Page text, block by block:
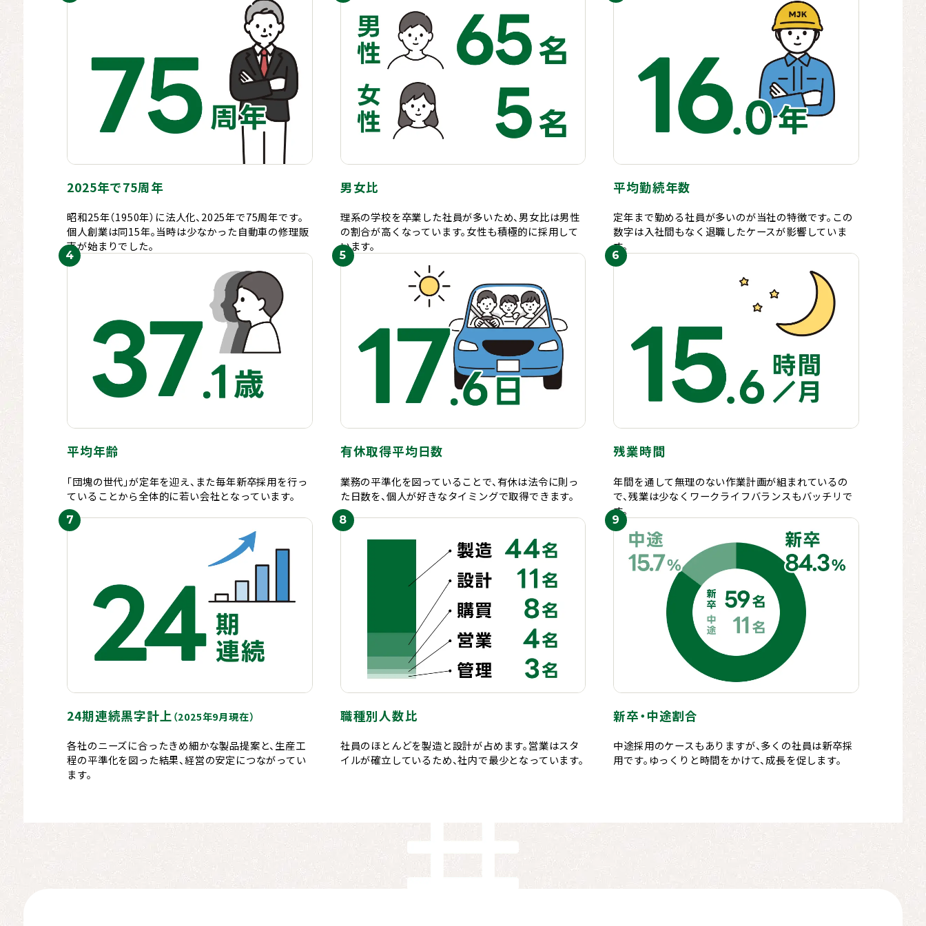
2025年で75周年
昭和25年（1950年）に法人化、2025年で75周年です。
個人創業は同15年。当時は少なかった自動車の修理販
売が始まりでした。
男女比
理系の学校を卒業した社員が多いため、男女比は男性
の割合が高くなっています。女性も積極的に採用して
います。
平均勤続年数
定年まで勤める社員が多いのが当社の特徴です。この
数字は入社間もなく退職したケースが影響していま
す。
平均年齢
「団塊の世代」が定年を迎え、また毎年新卒採用を行っ
ていることから全体的に若い会社となっています。
有休取得平均日数
業務の平準化を図っていることで、有休は法令に則っ
た日数を、個人が好きなタイミングで取得できます。
残業時間
年間を通して無理のない作業計画が組まれているの
で、残業は少なくワークライフバランスもバッチリで
す。
24期連続黒字計上 （2025年9月現在）
各社のニーズに合ったきめ細かな製品提案と、生産工
程の平準化を図った結果、経営の安定につながってい
ます。
職種別人数比
社員のほとんどを製造と設計が占めます。営業はスタ
イルが確立しているため、社内で最少となっています。
新卒・中途割合
中途採用のケースもありますが、多くの社員は新卒採
用です。ゆっくりと時間をかけて、成長を促します。